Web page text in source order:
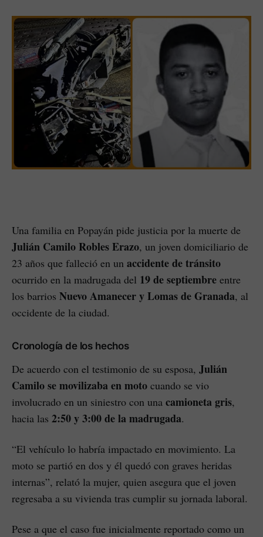
Una familia en Popayán pide justicia por la muerte de
Julián Camilo Robles Erazo, un joven domiciliario de
23 años que falleció en un accidente de tránsito
ocurrido en la madrugada del 19 de septiembre entre
los barrios Nuevo Amanecer y Lomas de Granada, al
occidente de la ciudad.
Cronología de los hechos
De acuerdo con el testimonio de su esposa, Julián
Camilo se movilizaba en moto cuando se vio
involucrado en un siniestro con una camioneta gris,
hacia las 2:50 y 3:00 de la madrugada.
“El vehículo lo habría impactado en movimiento. La
moto se partió en dos y él quedó con graves heridas
internas”, relató la mujer, quien asegura que el joven
regresaba a su vivienda tras cumplir su jornada laboral.
Pese a que el caso fue inicialmente reportado como un